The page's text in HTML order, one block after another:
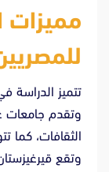
مميزات
تتميز الدراسة
وتقدم جامعات
الثقافات، كما
وتقع